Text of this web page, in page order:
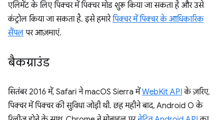
एलिमेंट के लिए पिक्चर में पिक्चर मोड शुरू किया जा सकता है और उसे
कंट्रोल किया जा सकता है. इसे हमारेपिक्चर में पिक्चर के आधिकारिक
सैंपल पर आज़माएं.
बैकग्राउंड
सितंबर 2016 में, Safari ने macOS Sierra मेंWebKit API के ज़रिए,
पिक्चर में पिक्चर की सुविधा जोड़ी थी. छह महीने बाद, Android O के